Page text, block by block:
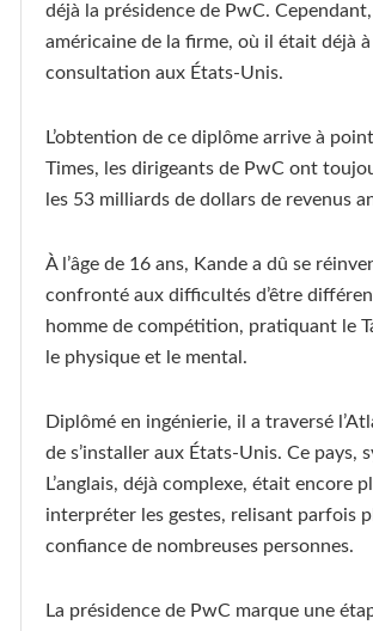
déjà la présidence de PwC.
américaine de la firme, où il était déjà
consultation aux États-Unis.
L’obtention de ce diplôme arrive à
Times, les dirigeants de PwC ont
les 53 milliards de dollars de revenus
À l’âge de 16 ans, Kande a dû se
confronté aux difficultés d’être
homme de compétition, pratiquant le
le physique et le mental.
Diplômé en ingénierie, il a traversé
de s’installer aux États-Unis. Ce pays,
L’anglais, déjà complexe, était encore
interpréter les gestes, relisant parfois
confiance de nombreuses personnes.
La présidence de PwC marque une